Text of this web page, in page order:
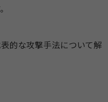
的な攻撃手法について解